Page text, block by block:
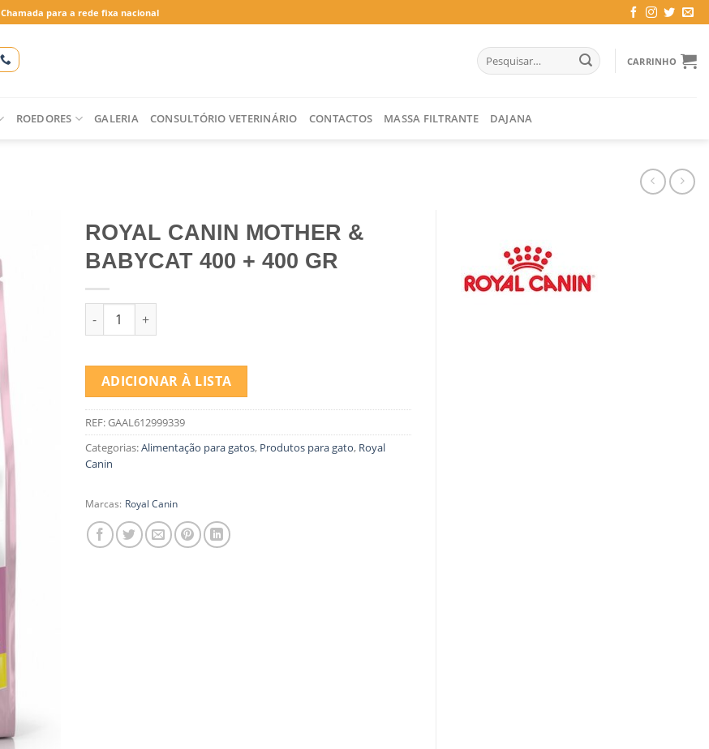
Chamada para a rede fixa nacional
Pesquisar
por:
CARRINHO
ROEDORES GALERIA CONSULTÓRIO VETERINÁRIO CONTACTOS MASSA FILTRANTE DAJANA
ROYAL CANIN MOTHER &
BABYCAT 400 + 400 GR
Quantidade de ROYAL CANIN MOTHER & BABYCAT 400 + 400 GR
ADICIONAR À LISTA
REF:GAAL612999339
Categorias:Alimentação para gatos, Produtos para gato, Royal
Canin
Marcas: Royal Canin